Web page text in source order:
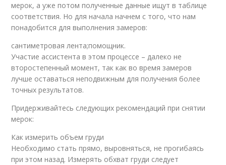
мерок, а уже потом полученные данные ищут в таблице
соответствия. Но для начала начнем с того, что нам
понадобится для выполнения замеров:
сантиметровая лента;помощник.
Участие ассистента в этом процессе – далеко не
второстепенный момент, так как во время замеров
лучше оставаться неподвижным для получения более
точных результатов.
Придерживайтесь следующих рекомендаций при снятии
мерок:
Как измерить объем груди
Необходимо стать прямо, выровняться, не прогибаясь
при этом назад. Измерять обхват груди следует